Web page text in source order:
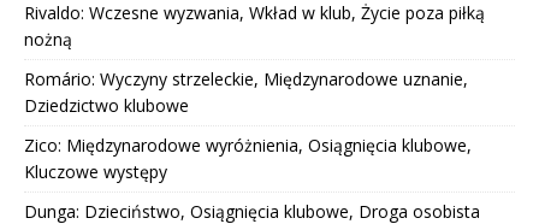
Rivaldo: Wczesne wyzwania, Wkład w klub, Życie poza piłką
nożną
Romário: Wyczyny strzeleckie, Międzynarodowe uznanie,
Dziedzictwo klubowe
Zico: Międzynarodowe wyróżnienia, Osiągnięcia klubowe,
Kluczowe występy
Dunga: Dzieciństwo, Osiągnięcia klubowe, Droga osobista